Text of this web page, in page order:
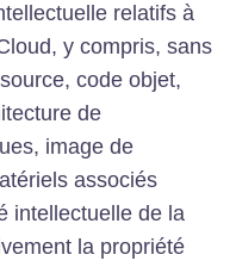
relatifs à
y compris, sans
code objet,
de
image de
associés
intellectuelle de la
la propriété